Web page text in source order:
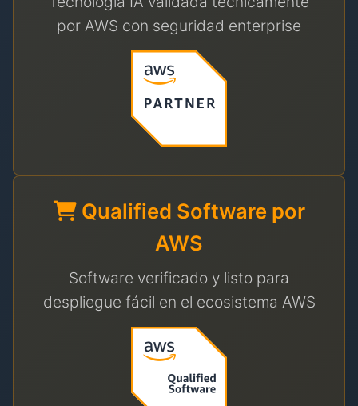
por AWS con seguridad enterprise
Qualified Software por
AWS
Software verificado y listo para
despliegue fácil en el ecosistema AWS